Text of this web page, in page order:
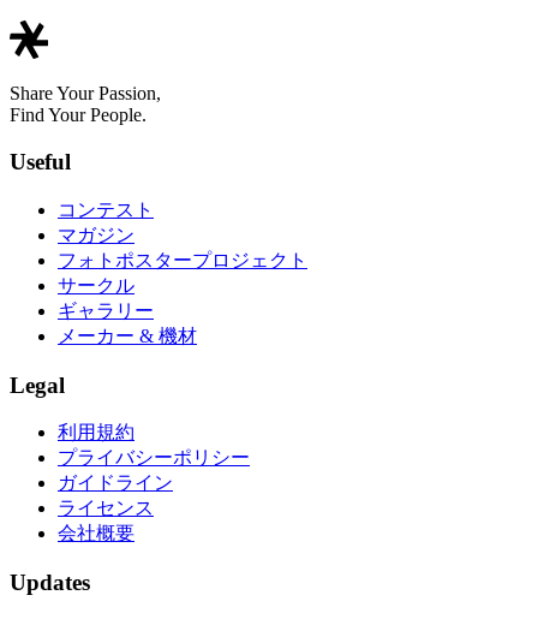
Share Your Passion,
Find Your People.
Useful
コンテスト
マガジン
フォトポスタープロジェクト
サークル
ギャラリー
メーカー & 機材
Legal
利用規約
プライバシーポリシー
ガイドライン
ライセンス
会社概要
Updates